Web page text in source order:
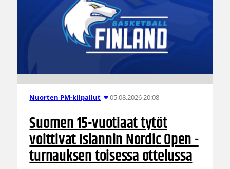
Nuorten PM-kilpailut 05.08.2026 20:08
Suomen 15-vuotiaat tytöt
voittivat Islannin Nordic Open -
turnauksen toisessa ottelussa